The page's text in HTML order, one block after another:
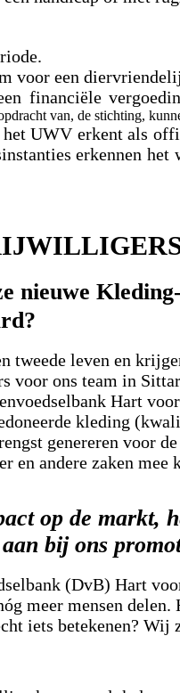
voor een
financiële
van, de stichting,
UWV erkent als
erkennen
nieuwe
tweede leven en
voor ons team in
Hart
kleding
genereren voor
en andere zaken mee
op de
bij ons
(DvB) Hart
meer mensen
iets betekenen? Wij